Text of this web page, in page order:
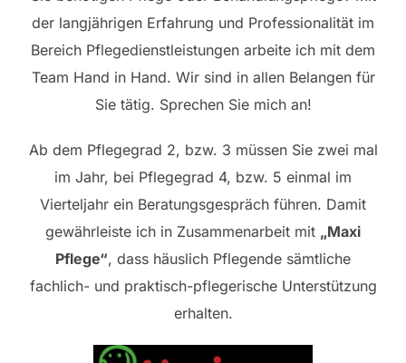
der langjährigen Erfahrung und Professionalität im
Bereich Pflegedienstleistungen arbeite ich mit dem
Team Hand in Hand. Wir sind in allen Belangen für
Sie tätig. Sprechen Sie mich an!
Ab dem Pflegegrad 2, bzw. 3 müssen Sie zwei mal
im Jahr, bei Pflegegrad 4, bzw. 5 einmal im
Vierteljahr ein Beratungsgespräch führen. Damit
gewährleiste ich in Zusammenarbeit mit „Maxi
Pflege“, dass häuslich Pflegende sämtliche
fachlich- und praktisch-pflegerische Unterstützung
erhalten.